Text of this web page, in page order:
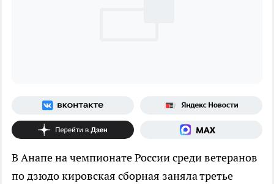
В Анапе на чемпионате России среди ветеранов
по дзюдо кировская сборная заняла третье